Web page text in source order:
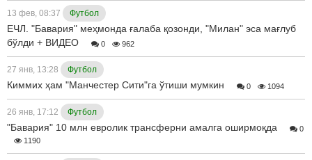
13 фев, 08:37 Футбол
ЕЧЛ. "Бавария" меҳмонда ғалаба қозонди, "Милан" эса мағлуб
бўлди + ВИДЕО
0 962
27 янв, 13:28 Футбол
Киммих ҳам "Манчестер Сити"га ўтиши мумкин 0 1094
26 янв, 17:12 Футбол
"Бавария" 10 млн евролик трансферни амалга оширмоқда
0
1190